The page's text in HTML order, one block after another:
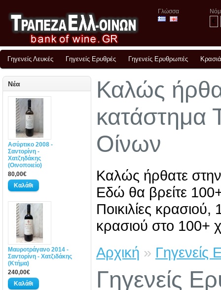
Γλώσσα
€
Γηγενείς Λευκές Γηγενείς Ερυθρές Γηγενείς Ερυθρωπές
Νέα
Ασύρτικο 2008 -
Σαντορίνη -
Χατζηδάκης
(Οινοποιείο)
80,00€
Μαυροτράγανο 2014 -
Σαντορίνη - Χατζιδάκης
(Κτήμα)
240,00€
Καλώς
κατάστημα
Οίνων
Καλώς ήρθατε
Εδώ θα βρείτε
Ποικιλίες
κρασιού στο 100+
Αρχική »
Γηγενείς